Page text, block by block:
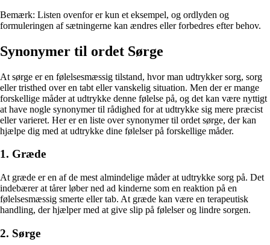
Bemærk: Listen ovenfor er kun et eksempel, og ordlyden og
formuleringen af sætningerne kan ændres eller forbedres efter behov.
Synonymer til ordet Sørge
At sørge er en følelsesmæssig tilstand, hvor man udtrykker sorg, sorg
eller tristhed over en tabt eller vanskelig situation. Men der er mange
forskellige måder at udtrykke denne følelse på, og det kan være nyttigt
at have nogle synonymer til rådighed for at udtrykke sig mere præcist
eller varieret. Her er en liste over synonymer til ordet sørge, der kan
hjælpe dig med at udtrykke dine følelser på forskellige måder.
1. Græde
At græde er en af de mest almindelige måder at udtrykke sorg på. Det
indebærer at tårer løber ned ad kinderne som en reaktion på en
følelsesmæssig smerte eller tab. At græde kan være en terapeutisk
handling, der hjælper med at give slip på følelser og lindre sorgen.
2. Sørge